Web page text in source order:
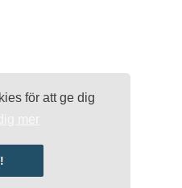
för att ge dig